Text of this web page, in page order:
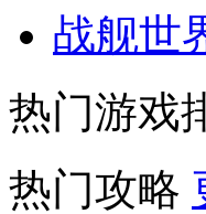
战舰世
热门游戏
热门攻略